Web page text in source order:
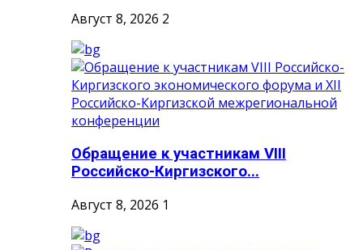
Август 8, 2026 2
Обращение к участникам VIII
Российско-Киргизского...
Август 8, 2026 1